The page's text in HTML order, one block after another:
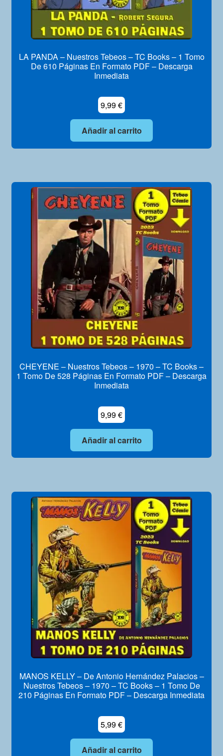
LA PANDA – Nuestros Tebeos – TC Books – 1 Tomo
De 610 Páginas En Formato PDF – Descarga
Inmediata
9,99€
Añadir al carrito
CHEYENE – Nuestros Tebeos – 1970 – TC Books –
1 Tomo De 528 Páginas En Formato PDF – Descarga
Inmediata
9,99€
Añadir al carrito
MANOS KELLY – De Antonio Hernández Palacios –
Nuestros Tebeos – 1970 – TC Books – 1 Tomo De
210 Páginas En Formato PDF – Descarga Inmediata
5,99€
Añadir al carrito